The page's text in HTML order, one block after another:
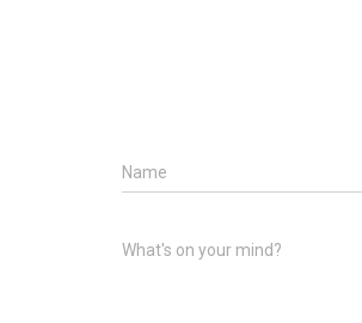
Name
What's on your mind?